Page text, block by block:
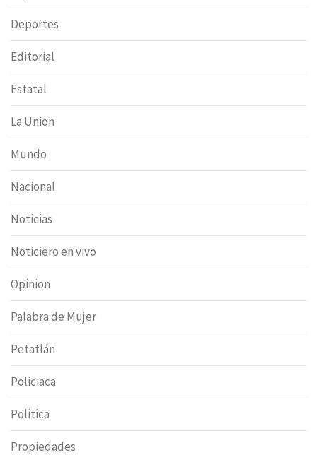
Deportes
Editorial
Estatal
La Union
Mundo
Nacional
Noticias
Noticiero en vivo
Opinion
Palabra de Mujer
Petatlán
Policiaca
Politica
Propiedades